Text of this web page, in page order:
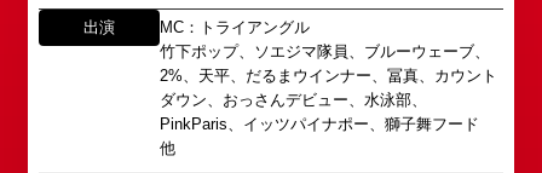
出演
MC：トライアングル
竹下ポップ、ソエジマ隊員、ブルーウェーブ、
2%、天平、だるまウインナー、冨真、カウント
ダウン、おっさんデビュー、水泳部、
PinkParis、イッツパイナポー、獅子舞フード
他
「角座」の名称は、「角の芝居」と呼ばれた江戸時
代に遡ります。
「角座」はかつて、浪花座、中座、朝日座、弁天座
「五つ櫓」若しくは「道頓堀五座」と呼ばれ、
1960年～70年代には、上方演芸の殿堂として栄え
所属オーディションに関するお問い合わせ
以下のアドレスからお問い合わせ願います。
大阪本社 タレント開発室：o-
school@shochikugeino.jp
東京支社 タレント開発室：t-
school@shochikugeino.jp